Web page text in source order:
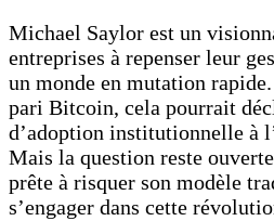
Michael Saylor est un
entreprises à repenser leur
un monde en mutation
pari Bitcoin, cela pourrait
d’adoption institutionnelle à
Mais la question reste
prête à risquer son modèle
s’engager dans cette